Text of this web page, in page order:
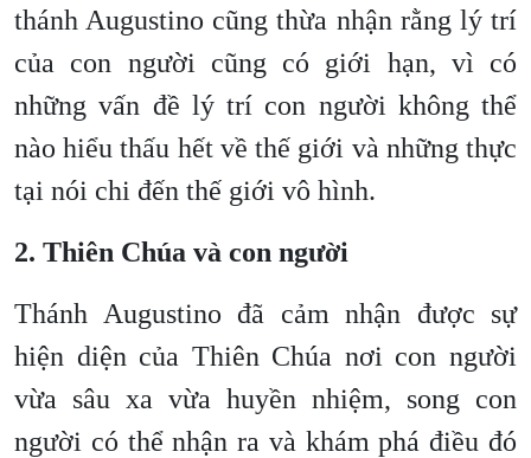
thánh Augustino cũng thừa nhận rằng lý trí
của con người cũng có giới hạn, vì có
những vấn đề lý trí con người không thể
nào hiểu thấu hết về thế giới và những thực
tại nói chi đến thế giới vô hình.
2. Thiên Chúa và con người
Thánh Augustino đã cảm nhận được sự
hiện diện của Thiên Chúa nơi con người
vừa sâu xa vừa huyền nhiệm, song con
người có thể nhận ra và khám phá điều đó